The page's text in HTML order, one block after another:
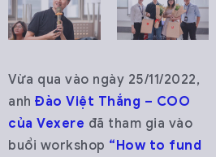
Vừa qua vào ngày 25/11/2022,
anh Đào Việt Thắng – COO
của Vexere đã tham gia vào
buổi workshop “How to fund